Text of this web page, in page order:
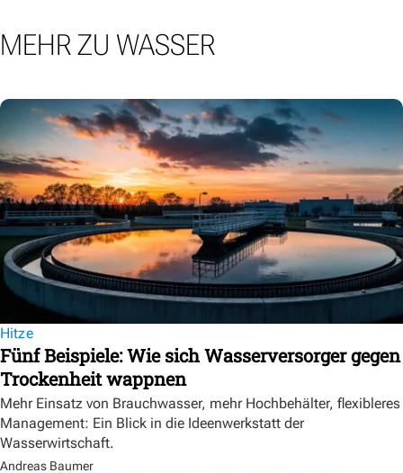
MEHR ZU WASSER
Hitze
Fünf Beispiele: Wie sich Wasserversorger gegen
Trockenheit wappnen
Mehr Einsatz von Brauchwasser, mehr Hochbehälter, flexibleres
Management: Ein Blick in die Ideenwerkstatt der
Wasserwirtschaft.
Andreas Baumer